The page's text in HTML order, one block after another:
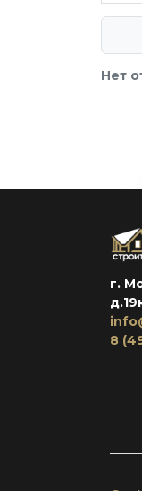
Нет
г.
8